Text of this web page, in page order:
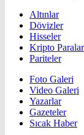
Altınlar
Dövizler
Hisseler
Kripto Paralar
Pariteler
Foto Galeri
Video Galeri
Yazarlar
Gazeteler
Sıcak Haber